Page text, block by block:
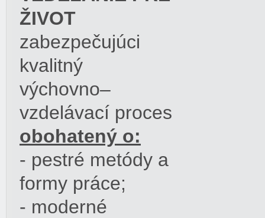
ŽIVOT
zabezpečujúci
kvalitný
výchovno–
vzdelávací proces
obohatený o:
- pestré metódy a
formy práce;
- moderné